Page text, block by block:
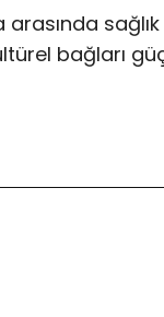
bağları